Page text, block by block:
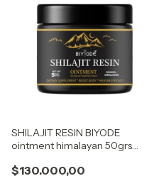
SHILAJIT RESIN BIYODE
ointment himalayan 50grs
$130.000,00